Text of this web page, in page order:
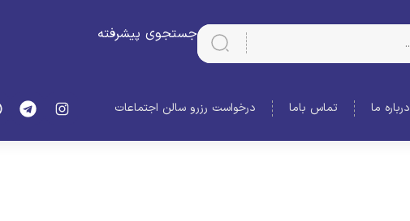
جستجوی پیشرفته
درباره ما تماس باما درخواست رزرو سالن اجتماعات